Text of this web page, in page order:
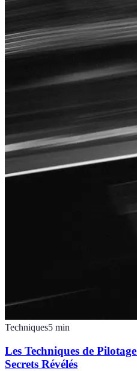
Techniques5 min
Les Techniques de
Secrets Révélés